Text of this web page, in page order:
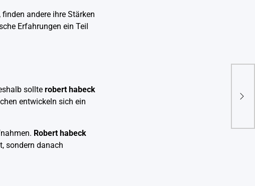
andere ihre Stärken
Erfahrungen ein Teil
sollte robert habeck
entwickeln sich ein
Robert habeck
sondern danach